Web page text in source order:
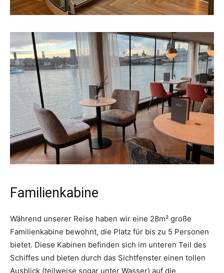
Familienkabine
Während unserer Reise haben wir eine 28m² große
Familienkabine bewohnt, die Platz für bis zu 5 Personen
bietet. Diese Kabinen befinden sich im unteren Teil des
Schiffes und bieten durch das Sichtfenster einen tollen
Ausblick (teilweise sogar unter Wasser) auf die